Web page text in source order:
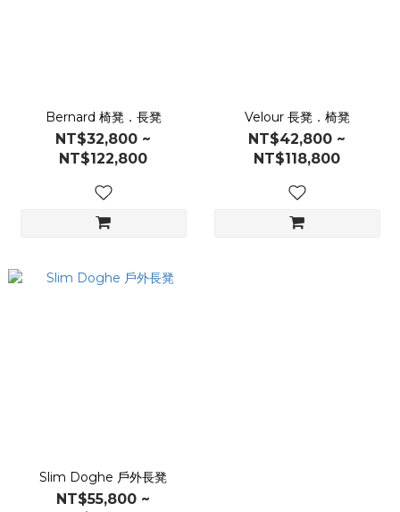
Bernard 椅凳．長凳
NT$32,800 ~
NT$122,800
Velour 長凳．椅凳
NT$42,800 ~
NT$118,800
Slim Doghe 戶外長凳
NT$55,800 ~